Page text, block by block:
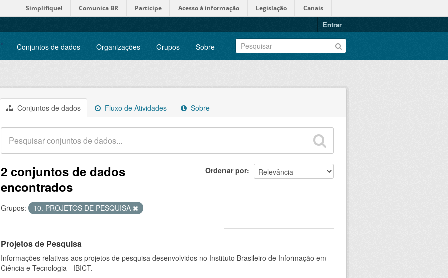
Simplifique! Comunica BR Participe Acesso à informação Legislação Canais
Entrar
Conjuntos de dados Organizações Grupos Sobre
Conjuntos de dados Fluxo de Atividades Sobre
Ordenar por
2 conjuntos de dados
encontrados
Grupos: 10. PROJETOS DE PESQUISA
Projetos de Pesquisa
Informações relativas aos projetos de pesquisa desenvolvidos no Instituto Brasileiro de Informação em
Ciência e Tecnologia - IBICT.